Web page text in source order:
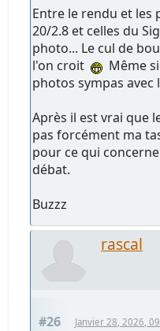
Entre le rendu et les
20/2.8 et celles du
photo... Le cul de
l'on croit
Même
photos sympas avec
Après il est vrai que
pas forcément ma
pour ce qui
débat.
Buzzz
rascal
#26 Janvier 28, 2026,